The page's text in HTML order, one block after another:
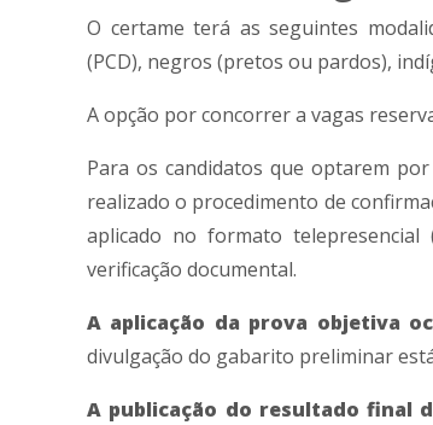
O certame terá as seguintes
(PCD), negros (pretos ou pardos),
A opção por concorrer a vagas
Para os candidatos que optarem
realizado o procedimento de
aplicado no formato
verificação documental.
A aplicação da prova objetiva
divulgação do gabarito preliminar
A publicação do resultado final